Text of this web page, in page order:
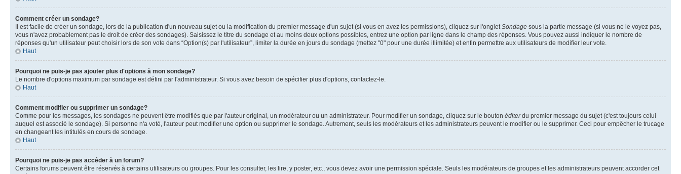
Comment créer un sondage?
Il est facile de créer un sondage, lors de la publication d'un nouveau sujet ou la modification du premier message d'un sujet (si vous en avez les permissions), cliquez sur l'ongletSondage sous la partie message (si vous ne le voyez pas,
vous n'avez probablement pas le droit de créer des sondages). Saisissez le titre du sondage et au moins deux options possibles, entrez une option par ligne dans le champ des réponses. Vous pouvez aussi indiquer le nombre de
réponses qu'un utilisateur peut choisir lors de son vote dans “Option(s) par l'utilisateur”, limiter la durée en jours du sondage (mettez "0" pour une durée illimitée) et enfin permettre aux utilisateurs de modifier leur vote.
Haut
Pourquoi ne puis-je pas ajouter plus d'options à mon sondage?
Le nombre d'options maximum par sondage est défini par l'administrateur. Si vous avez besoin de spécifier plus d'options, contactez-le.
Haut
Comment modifier ou supprimer un sondage?
Comme pour les messages, les sondages ne peuvent être modifiés que par l'auteur original, un modérateur ou un administrateur. Pour modifier un sondage, cliquez sur le bouton éditerdu premier message du sujet (c'est toujours celui
auquel est associé le sondage). Si personne n'a voté, l'auteur peut modifier une option ou supprimer le sondage. Autrement, seuls les modérateurs et les administrateurs peuvent le modifier ou le supprimer. Ceci pour empêcher le trucage
en changeant les intitulés en cours de sondage.
Haut
Pourquoi ne puis-je pas accéder à un forum?
Certains forums peuvent être réservés à certains utilisateurs ou groupes. Pour les consulter, les lire, y poster, etc., vous devez avoir une permission spéciale. Seuls les modérateurs de groupes et les administrateurs peuvent accorder cet